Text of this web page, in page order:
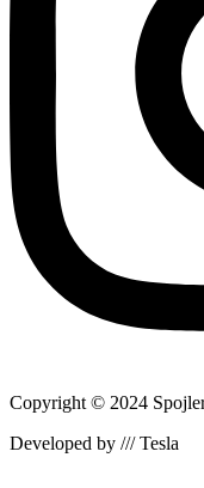
Copyright © 2024
Developed by /// Tesla